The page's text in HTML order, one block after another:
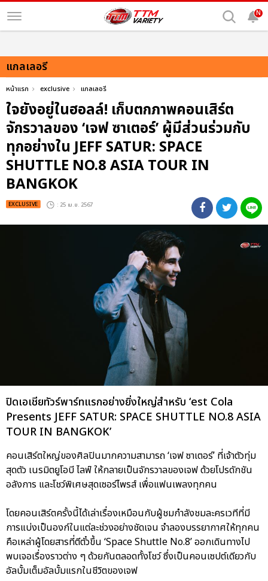
N
แกลเลอรี
หน้าแรก exclusive แกลเลอรี
ใจยังอยู่ในฮอลล์! เก็บตกภาพคอนเสิร์ต
จักรวาลของ ‘เจฟ ซาเตอร์’ ผู้มีส่วนร่วมกับ
ทุกอย่างใน JEFF SATUR: SPACE
SHUTTLE NO.8 ASIA TOUR IN
BANGKOK
EXCLUSIVE : 25 เม.ย. 2567
ปิดเอเชียทัวร์พาร์ทแรกอย่างยิ่งใหญ่สำหรับ ‘est Cola
Presents JEFF SATUR: SPACE SHUTTLE NO.8 ASIA
TOUR IN BANGKOK’
คอนเสิร์ตใหญ่ของศิลปินมากความสามารถ ‘เจฟ ซาเตอร์’ ที่เจ้าตัวทุ่ม
สุดตัว เนรมิตยูโอบี ไลฟ์ ให้กลายเป็นจักรวาลของเจฟ ด้วยโปรดักชัน
อลังการ และโชว์พิเศษสุดเซอร์ไพรส์ เพื่อแฟนเพลงทุกคน
โดยคอนเสิร์ตครั้งนี้ได้เล่าเรื่องเหมือนกับผู้ชมกำลังชมละครเวทีที่มี
การแบ่งเป็นองก์ในแต่ละช่วงอย่างชัดเจน จำลองบรรยากาศให้ทุกคน
คือเหล่าผู้โดยสารที่ตีตั๋วขึ้น ‘Space Shuttle No.8’ ออกเดินทางไป
พบเจอเรื่องราวต่าง ๆ ด้วยกันตลอดทั้งโชว์ ซึ่งเป็นคอนเซปต์เดียวกับ
อัลบั้มเต็มอัลบั้มแรกในชีวิตของเจฟ